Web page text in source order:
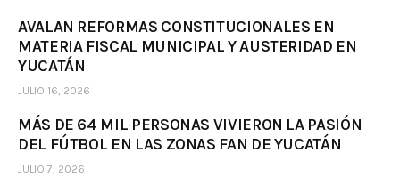
AVALAN REFORMAS CONSTITUCIONALES EN
MATERIA FISCAL MUNICIPAL Y AUSTERIDAD EN
YUCATÁN
JULIO 16, 2026
MÁS DE 64 MIL PERSONAS VIVIERON LA PASIÓN
DEL FÚTBOL EN LAS ZONAS FAN DE YUCATÁN
JULIO 7, 2026